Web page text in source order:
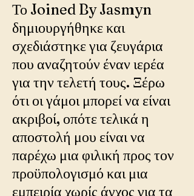
Το Joined By Jasmyn
δημιουργήθηκε και
σχεδιάστηκε για ζευγάρια
που αναζητούν έναν ιερέα
για την τελετή τους. Ξέρω
ότι οι γάμοι μπορεί να είναι
ακριβοί, οπότε τελικά η
αποστολή μου είναι να
παρέχω μια φιλική προς τον
προϋπολογισμό και μια
εμπειρία χωρίς άγχος για τα